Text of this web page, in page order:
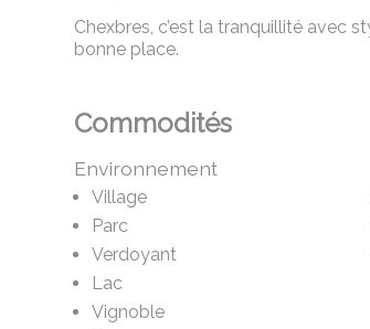
Chexbres, c’est la tranquillité avec
bonne place.
Commodités
Environnement
Village
Parc
Verdoyant
Lac
Vignoble